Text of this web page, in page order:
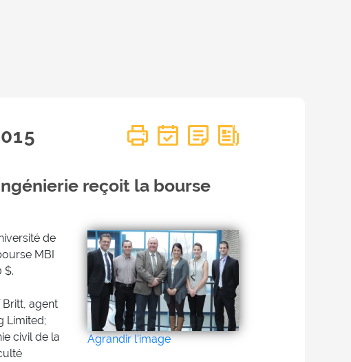
reçoit la bourse
Agrandir l'image
de
MBI
$.
agent
Limited;
civil de la